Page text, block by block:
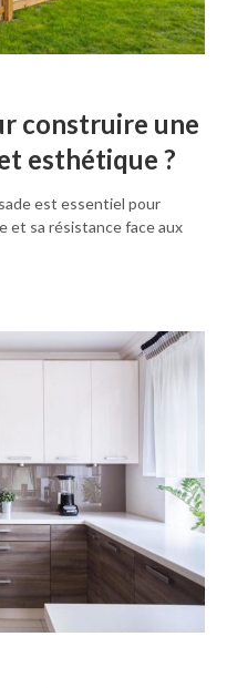
construire une
esthétique ?
est essentiel pour
et sa résistance face aux